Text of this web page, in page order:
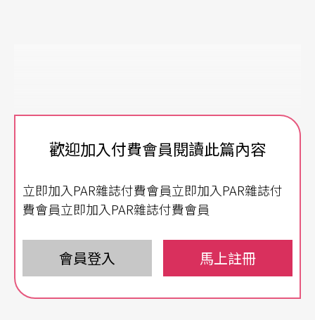
歡迎加入付費會員閱讀此篇內容
立即加入PAR雜誌付費會員立即加入PAR雜誌付
費會員立即加入PAR雜誌付費會員
會員登入 馬上註冊